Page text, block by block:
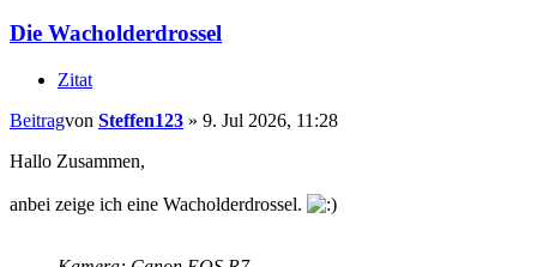
Die Wacholderdrossel
Zitat
Beitragvon Steffen123 » 9. Jul 2026, 11:28
Hallo Zusammen,
anbei zeige ich eine Wacholderdrossel.